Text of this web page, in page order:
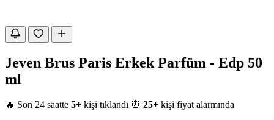
Jeven Brus Paris Erkek Parfüm - Edp 50
ml
🔥 Son 24 saatte 5+ kişi tıklandı ⏰ 25+ kişi fiyat alarmında